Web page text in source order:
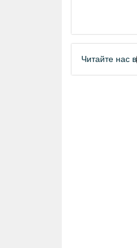
Читайте нас в